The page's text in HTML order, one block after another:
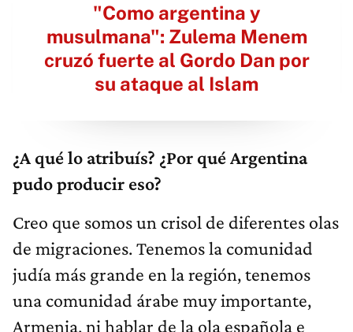
"Como argentina y
musulmana": Zulema Menem
cruzó fuerte al Gordo Dan por
su ataque al Islam
¿A qué lo atribuís? ¿Por qué Argentina
pudo producir eso?
Creo que somos un crisol de diferentes olas
de migraciones. Tenemos la comunidad
judía más grande en la región, tenemos
una comunidad árabe muy importante,
Armenia, ni hablar de la ola española e